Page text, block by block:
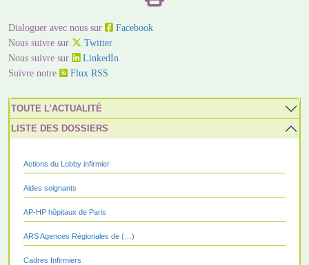
Dialoguer avec nous sur
Facebook
Nous suivre sur
Twitter
Nous suivre sur
LinkedIn
Suivre notre
Flux RSS
TOUTE L’ACTUALITÉ
LISTE DES DOSSIERS
Actions du Lobby infirmier
Aides soignants
AP-HP hôpitaux de Paris
ARS Agences Régionales de (…)
Cadres Infirmiers